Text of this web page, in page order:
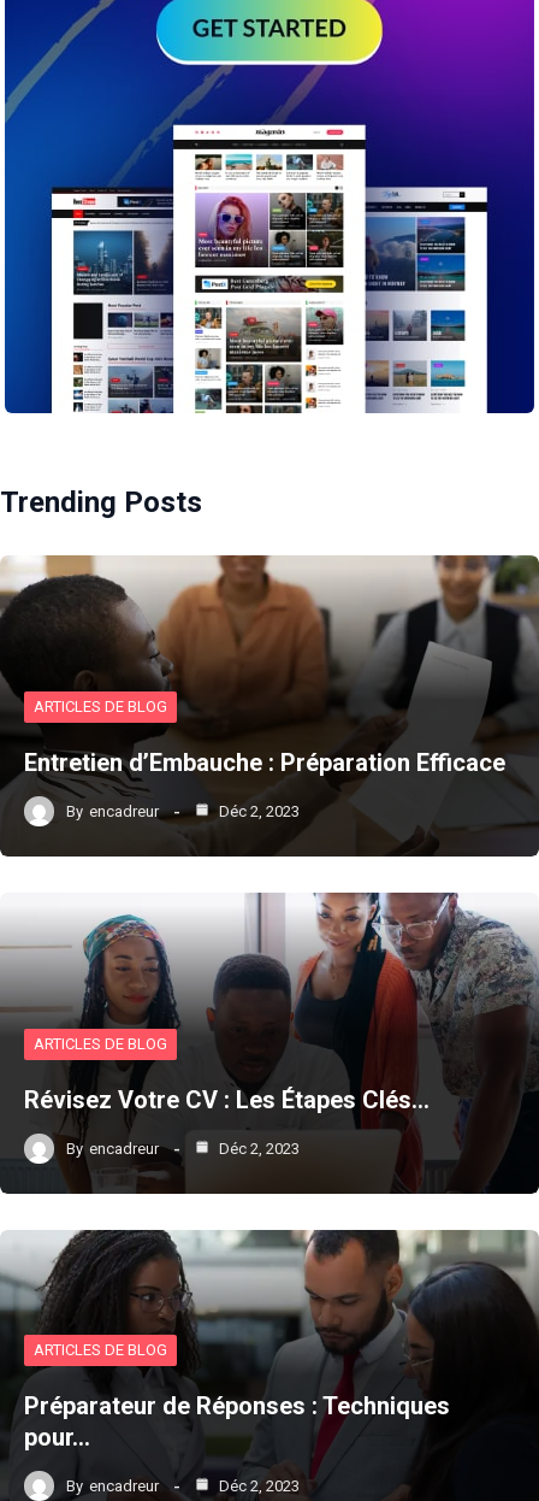
Trending Posts
ARTICLES DE BLOG
Entretien d’Embauche : Préparation Efficace
By encadreur Déc 2, 2023
ARTICLES DE BLOG
Révisez Votre CV : Les Étapes Clés…
By encadreur Déc 2, 2023
ARTICLES DE BLOG
Préparateur de Réponses : Techniques
pour…
By encadreur Déc 2, 2023